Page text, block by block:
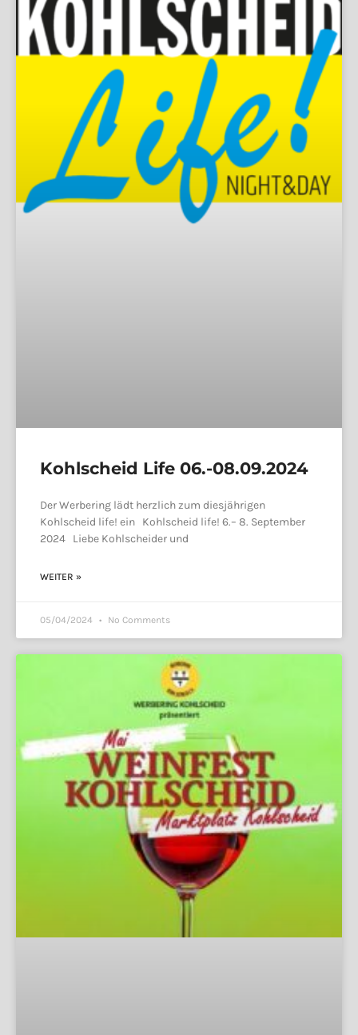
Kohlscheid Life 06.-08.09.2024
Der Werbering lädt herzlich zum diesjährigen
Kohlscheid life! ein Kohlscheid life! 6.– 8. September
2024 Liebe Kohlscheider und
WEITER »
05/04/2024 No Comments